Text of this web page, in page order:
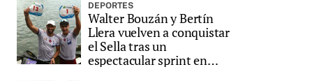
DEPORTES
Walter Bouzán y Bertín
Llera vuelven a conquistar
el Sella tras un
espectacular sprint en